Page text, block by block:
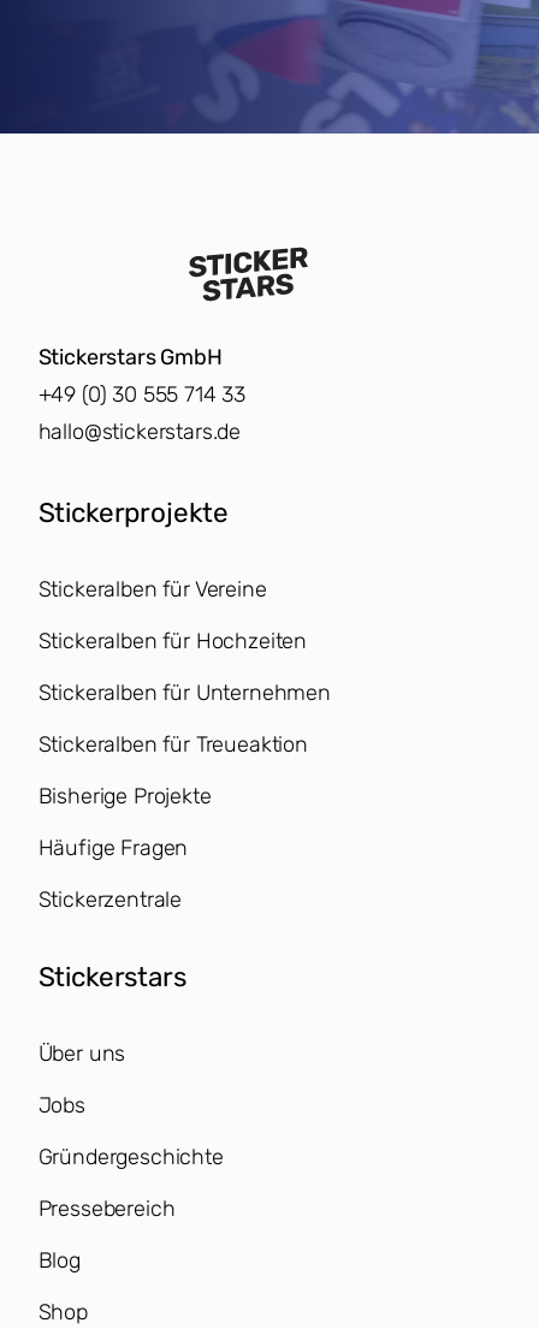
Stickerstars GmbH
+49 (0) 30 555 714 33
hallo@stickerstars.de
Stickerprojekte
Stickeralben für Vereine
Stickeralben für Hochzeiten
Stickeralben für Unternehmen
Stickeralben für Treueaktion
Bisherige Projekte
Häufige Fragen
Stickerzentrale
Stickerstars
Über uns
Jobs
Gründergeschichte
Pressebereich
Blog
Shop